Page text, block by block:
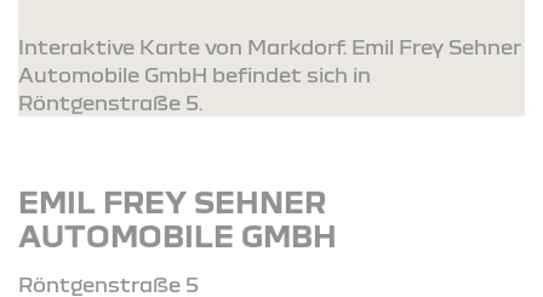
Interaktive Karte von Markdorf. Emil Frey Sehner
Automobile GmbH befindet sich in
Röntgenstraße 5.
EMIL FREY SEHNER
AUTOMOBILE GMBH
Röntgenstraße 5